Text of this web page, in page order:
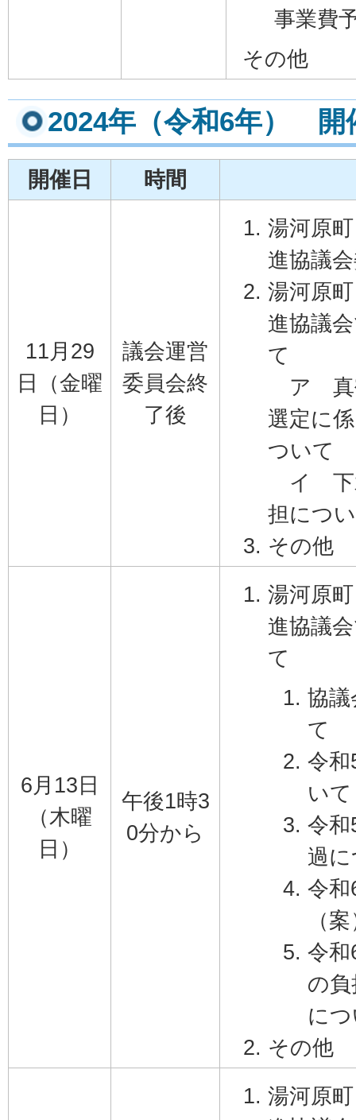
事業費
その他
2024年（令和6年） 開
開催日 時間
11月29
日（金曜
日）
議会運営
委員会終
了後
湯河原
進協議
湯河原
進協議
て
ア 真
選定に
ついて
イ 下
担につ
その他
6月13日
（木曜
日）
午後1時3
0分から
湯河原
進協議
て
協
て
令和
いて
令和
過
令和
（
令和
の
に
その他
湯河原